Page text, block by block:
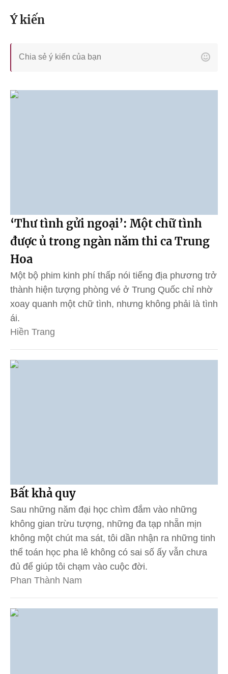
Ý kiến
‘Thư tình gửi ngoại’: Một chữ tình
được ủ trong ngàn năm thi ca Trung
Hoa
Một bộ phim kinh phí thấp nói tiếng địa phương trở
thành hiện tượng phòng vé ở Trung Quốc chỉ nhờ
xoay quanh một chữ tình, nhưng không phải là tình
ái.
Hiền Trang
Bất khả quy
Sau những năm đại học chìm đắm vào những
không gian trừu tượng, những đa tạp nhẵn mịn
không một chút ma sát, tôi dần nhận ra những tinh
thể toán học pha lê không có sai số ấy vẫn chưa
đủ để giúp tôi chạm vào cuộc đời.
Phan Thành Nam